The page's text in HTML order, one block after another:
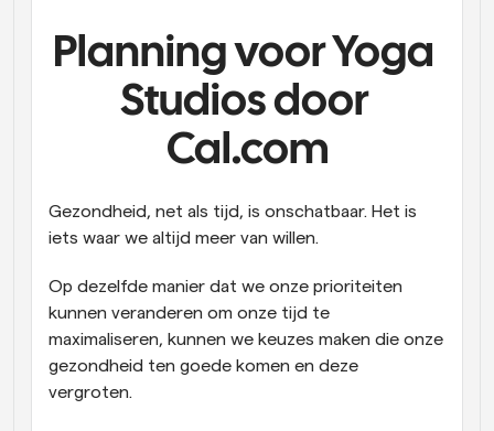
Supercharged planning met AI-gestuurde
Workflow
Automatiseer planning en herinneringen
Blijf op de hoogte van het laatste nieuws en updates
Ontmoet cliënten binnen enkele minuten
Boek naadloos vergaderingen met meerdere mensen
Ontvang een melding wanneer er iets gebeurt
Planning voor Yoga
Studios door
Cal.com
Gezondheid, net als tijd, is onschatbaar. Het is
iets waar we altijd meer van willen.
Op dezelfde manier dat we onze prioriteiten
kunnen veranderen om onze tijd te
maximaliseren, kunnen we keuzes maken die onze
gezondheid ten goede komen en deze
vergroten.